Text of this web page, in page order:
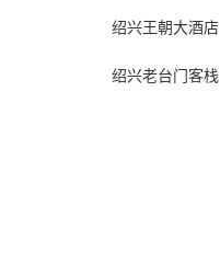
绍兴王朝大酒店
绍兴老台门客栈